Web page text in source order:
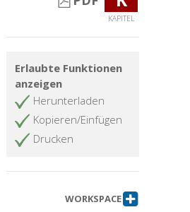
KAPITEL
Erlaubte Funktionen
anzeigen
Herunterladen
Kopieren/Einfügen
Drucken
WORKSPACE